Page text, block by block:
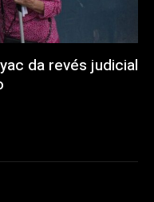
da revés judicial